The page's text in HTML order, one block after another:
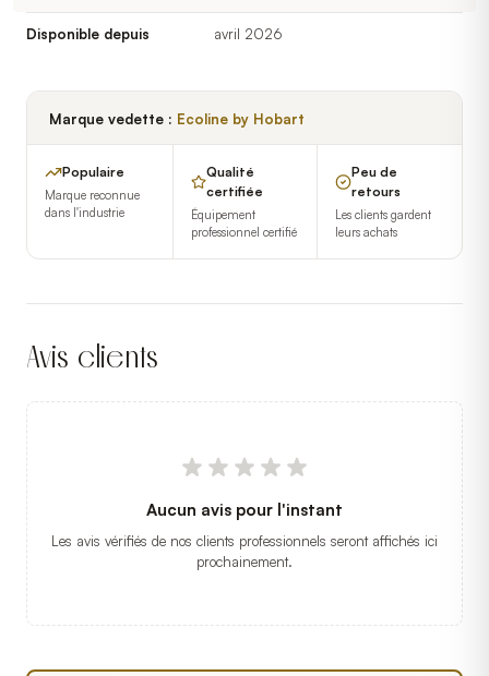
Disponible depuis avril 2026
Marque vedette : Ecoline by Hobart
Populaire
Marque reconnue
dans l'industrie
Qualité
certifiée
Équipement
professionnel certifié
Peu de
retours
Les clients gardent
leurs achats
Avis clients
Aucun avis pour l'instant
Les avis vérifiés de nos clients professionnels seront affichés ici
prochainement.